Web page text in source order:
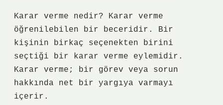
Karar verme nedir? Karar verme
öğrenilebilen bir beceridir. Bir
kişinin birkaç seçenekten birini
seçtiği bir karar verme eylemidir.
Karar verme; bir görev veya sorun
hakkında net bir yargıya varmayı
içerir.